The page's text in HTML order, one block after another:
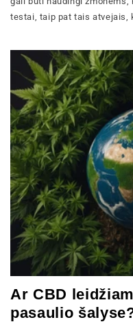
testai, taip pat tais atvejais,
Ar CBD
pasaulio